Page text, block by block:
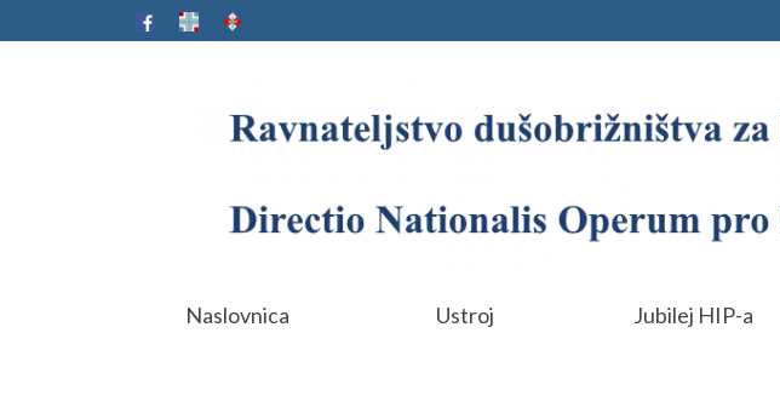
Naslovnica Ustroj Jubilej HIP-a